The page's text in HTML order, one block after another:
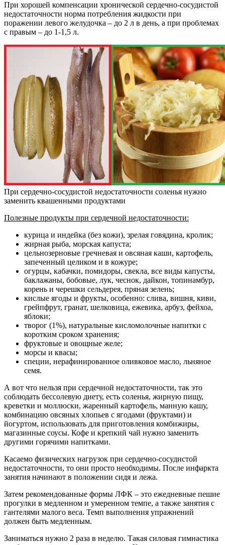
При хорошей компенсации хронической сердечно-сосудистой
недостаточности норма потребления жидкости при
поражении левого желудочка – до 2 л в день, а при проблемах
с правым – до 1-1,5 л.
При сердечно-сосудистой недостаточности соленья нужно
заменить квашенными продуктами
Полезные продукты при сердечной недостаточности:
курица и индейка (без кожи), зрелая говядина, кролик;
жирная рыба, морская капуста;
цельнозерновые гречневая и овсяная каши, картофель,
запеченный целиком и в кожуре;
огурцы, кабачки, помидоры, свекла, все виды капусты,
баклажаны, бобовые, лук, чеснок, дайкон, топинамбур,
корень и черешки сельдерея, пряная зелень;
кислые ягоды и фрукты, особенно: слива, вишня, киви,
грейпфрут, гранат, шелковица, ежевика, арбуз, фейхоа,
яблоки;
творог (1%), натуральные кисломолочные напитки с
коротким сроком хранения;
фруктовые и овощные желе;
морсы и квасы;
специи, нерафинированное оливковое масло, льняное
семя.
А вот что нельзя при сердечной недостаточности, так это
соблюдать бессолевую диету, есть соленья, жирную пищу,
креветки и моллюски, жаренный картофель, манную кашу,
комбинацию овсяных хлопьев с ягодами (фруктами) и
йогуртом, использовать для приготовления комбижиры,
магазинные соусы. Кофе и крепкий чай нужно заменить
другими горячими напитками.
Касаемо физических нагрузок при сердечно-сосудистой
недостаточности, то они просто необходимы. После инфаркта
занятия начинают в положении сидя и лежа.
Затем рекомендованные формы ЛФК – это ежедневные пешие
прогулки в медленном и умеренном темпе, а также занятия с
гантелями малого веса. Темп выполнения упражнений
должен быть медленным.
Заниматься нужно 2 раза в неделю. Такая силовая гимнастика